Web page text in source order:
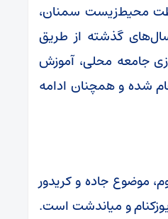
محیط‌زیست سمنان،
گذشته از طریق
جامعه محلی، آموزش
شده و همچنان ادامه
موضوع جاده و کریدور
یوزکنام و میاندشت است.